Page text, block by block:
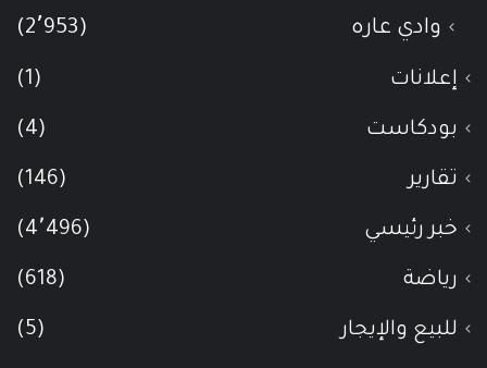
وادي عاره (2٬953)
إعلانات (1)
بودكاست (4)
تقارير (146)
خبر رئيسي (4٬496)
رياضة (618)
للبيع والإيجار (5)